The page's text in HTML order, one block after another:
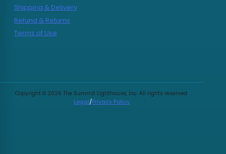
Shipping & Delivery
Refund & Returns
Terms of Use
Copyright © 2026 The Summit Lighthouse, Inc. All rights reserved.
Legal/Privacy Policy